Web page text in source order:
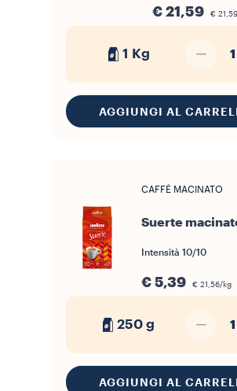
€ 21,59 €
1 Kg 1
AGGIUNGI AL
CAFFÈ MACINATO
Suerte
Intensità 10/10
€ 5,39 € 21,56/kg
250 g 1
AGGIUNGI AL